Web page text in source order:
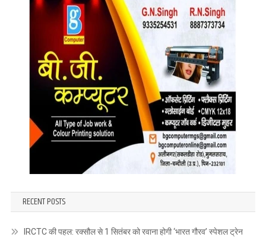
RECENT POSTS
IRCTC की पहल: रक्सौल से 1 सितंबर को रवाना होगी ‘भारत गौरव’ स्पेशल ट्रेन